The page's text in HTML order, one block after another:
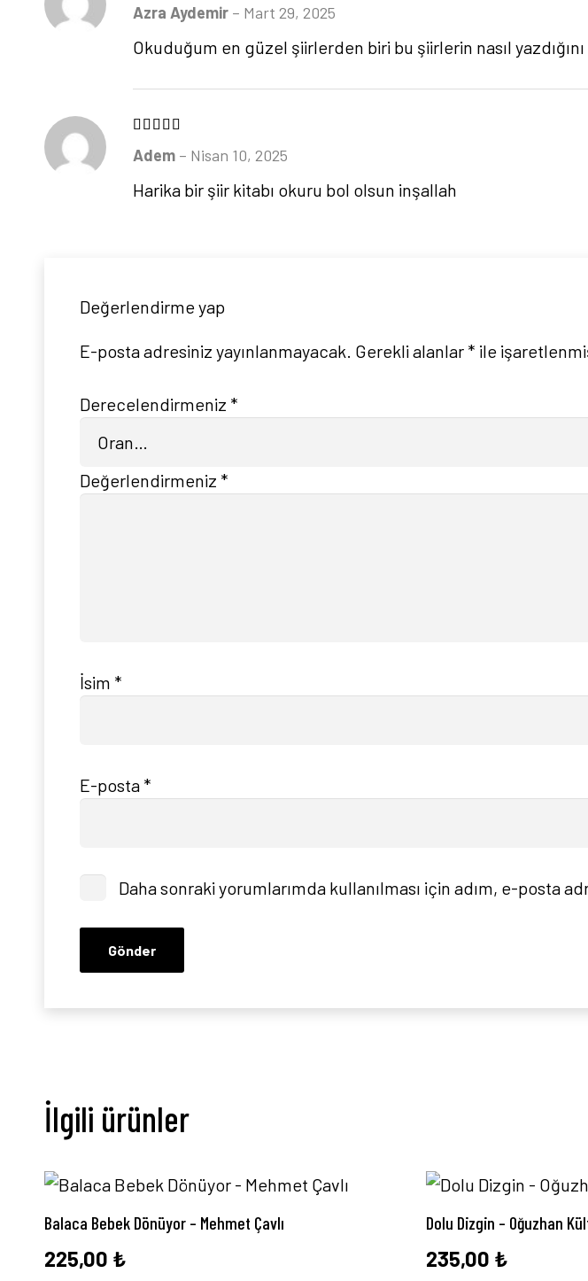
Azra Aydemir – Mart 29, 2025
Okuduğum en güzel şiirlerden biri bu şiirlerin nasıl
Adem – Nisan 10, 2025
Harika bir şiir kitabı okuru bol olsun inşallah
Değerlendirme yap
E-posta adresiniz yayınlanmayacak. Gerekli alanlar * ile
Derecelendirmeniz *
Değerlendirmeniz *
İsim *
E-posta *
Daha sonraki yorumlarımda kullanılması için adım, e-posta
İlgili ürünler
Balaca Bebek Dönüyor – Mehmet Çavlı
225,00 ₺
Dolu Dizgin – Oğuzhan
235,00 ₺